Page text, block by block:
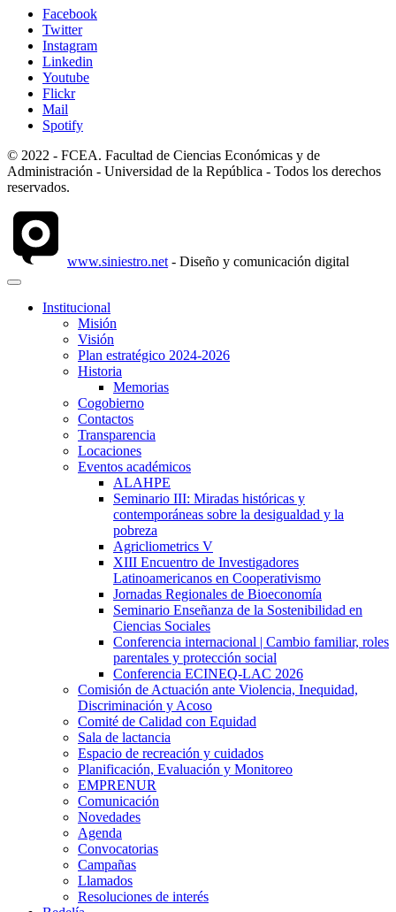
Facebook
Twitter
Instagram
Linkedin
Youtube
Flickr
Mail
Spotify
© 2022 - FCEA. Facultad de Ciencias Económicas y de
Administración - Universidad de la República - Todos los derechos
reservados.
www.siniestro.net - Diseño y comunicación digital
Institucional
Misión
Visión
Plan estratégico 2024-2026
Historia
Memorias
Cogobierno
Contactos
Transparencia
Locaciones
Eventos académicos
ALAHPE
Seminario III: Miradas históricas y
contemporáneas sobre la desigualdad y la
pobreza
Agricliometrics V
XIII Encuentro de Investigadores
Latinoamericanos en Cooperativismo
Jornadas Regionales de Bioeconomía
Seminario Enseñanza de la Sostenibilidad en
Ciencias Sociales
Conferencia internacional | Cambio familiar, roles
parentales y protección social
Conferencia ECINEQ-LAC 2026
Comisión de Actuación ante Violencia, Inequidad,
Discriminación y Acoso
Comité de Calidad con Equidad
Sala de lactancia
Espacio de recreación y cuidados
Planificación, Evaluación y Monitoreo
EMPRENUR
Comunicación
Novedades
Agenda
Convocatorias
Campañas
Llamados
Resoluciones de interés